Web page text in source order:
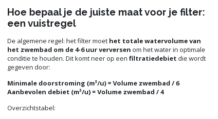
Hoe bepaal je de juiste maat voor je filter:
een vuistregel
De algemene regel: het filter moet het totale watervolume van
het zwembad om de 4-6 uur verversen om het water in optimale
conditie te houden. Dit komt neer op een filtratiedebiet die wordt
gegeven door:
Minimale doorstroming (m³/u) = Volume zwembad / 6
Aanbevolen debiet (m³/u) = Volume zwembad / 4
Overzichtstabel: